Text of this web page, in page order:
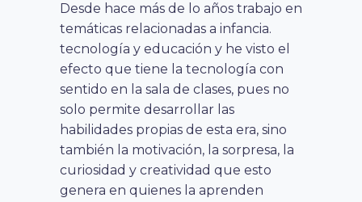
Desde hace más de lo años trabajo en
temáticas relacionadas a infancia.
tecnología y educación y he visto el
efecto que tiene la tecnología con
sentido en la sala de clases, pues no
solo permite desarrollar las
habilidades propias de esta era, sino
también la motivación, la sorpresa, la
curiosidad y creatividad que esto
genera en quienes la aprenden